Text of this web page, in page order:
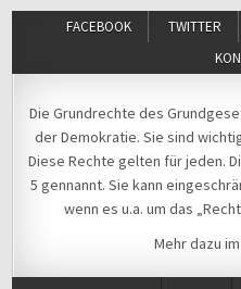
FACEBOOK TWITTER
Michael Voß
Die Grundrechte des
der Demokratie. Sie sind
Diese Rechte gelten für jeden.
5 gennannt. Sie kann
wenn es u.a. um das
Mehr dazu im